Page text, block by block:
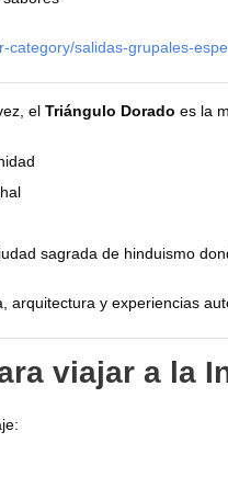
category/salidas-grupales-
el Triángulo Dorado es la
sagrada de hinduismo
arquitectura y experiencias
viajar a la